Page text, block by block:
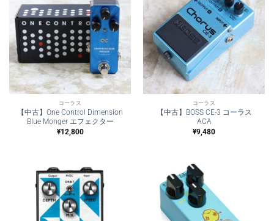
コーラス
【中古】One Control Dimension
Blue Monger エフェクター
¥12,800
コーラス
【中古】BOSS CE-3 コーラス
ACA
¥9,480